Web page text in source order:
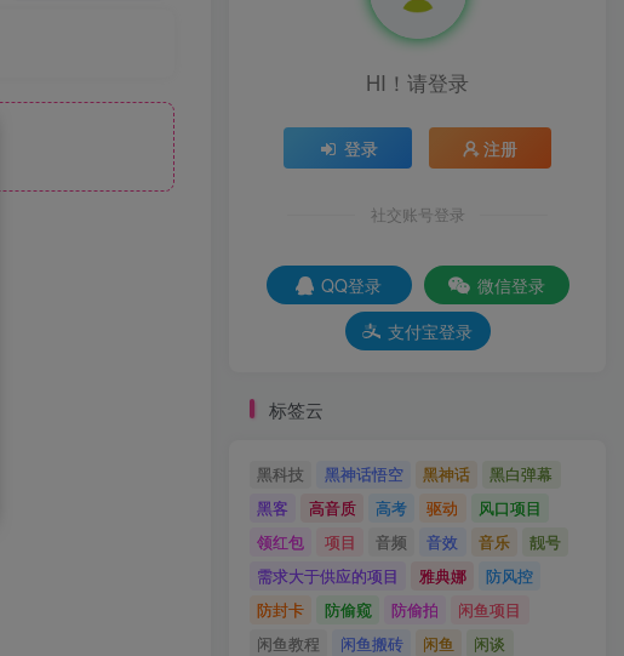
HI！请登录
登录 注册
社交账号登录
QQ登录
微信登录
支付宝登录
标签云
黑科技 黑神话悟空 黑神话
黑白弹幕
黑客
高音质 高考 驱动
风口项目
领红包
项目 音频 音效 音乐
靓号
需求大于供应的项目
雅典娜
防风控
防封卡
防偷窥 防偷拍
闲鱼项目
闲鱼教程
闲鱼搬砖 闲鱼
闲谈